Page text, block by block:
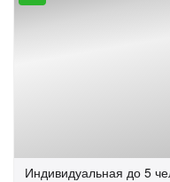
Индивидуальная до 5